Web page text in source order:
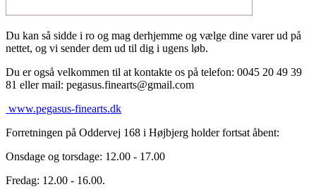
Du kan så sidde i ro og mag derhjemme og vælge dine varer ud på
nettet, og vi sender dem ud til dig i ugens løb.
Du er også velkommen til at kontakte os på telefon: 0045 20 49 39
81 eller mail: pegasus.finearts@gmail.com
www.pegasus-finearts.dk
Forretningen på Oddervej 168 i Højbjerg holder fortsat åbent:
Onsdage og torsdage: 12.00 - 17.00
Fredag: 12.00 - 16.00.